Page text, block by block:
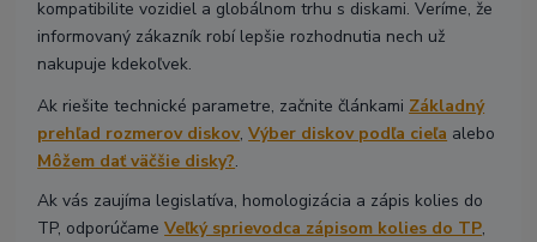
kompatibilite vozidiel a globálnom trhu s diskami. Veríme, že
informovaný zákazník robí lepšie rozhodnutia nech už
nakupuje kdekoľvek.
Ak riešite technické parametre, začnite článkami Základný
prehľad rozmerov diskov,Výber diskov podľa cieľa alebo
Môžem dať väčšie disky?.
Ak vás zaujíma legislatíva, homologizácia a zápis kolies do
TP, odporúčameVeľký sprievodca zápisom kolies do TP,